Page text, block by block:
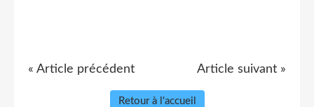
« Article précédent Article suivant »
Retour à l'accueil